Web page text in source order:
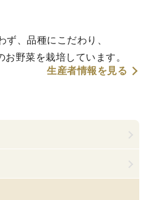
ず、品種にこだわり、
野菜を栽培しています。
生産者情報を見る